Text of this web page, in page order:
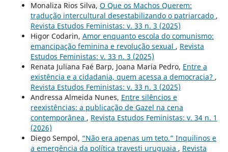
Monaliza Rios Silva, O Que os Machos Querem:
tradução intercultural desestabilizando o patriarcado ,
Revista Estudos Feministas: v. 33 n. 3 (2025)
Higor Codarin, Amor enquanto escola do comunismo:
emancipação feminina e revolução sexual , Revista
Estudos Feministas: v. 33 n. 3 (2025)
Renata Juliana Faé Barp, Joana Maria Pedro, Entre a
existência e a cidadania, quem acessa a democracia? ,
Revista Estudos Feministas: v. 33 n. 3 (2025)
Andressa Almeida Nunes, Entre silêncios e
reexistências: a publicação de Gazel na cena
contemporânea , Revista Estudos Feministas: v. 34 n. 1
(2026)
Diego Sempol, “Não era apenas um teto.” Inquilinos e
a emergência da política travesti uruguaia , Revista